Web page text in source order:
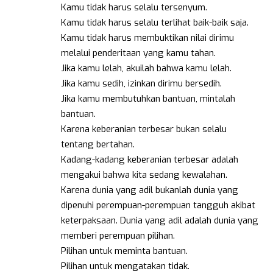
Kamu tidak harus selalu tersenyum.
Kamu tidak harus selalu terlihat baik-baik saja.
Kamu tidak harus membuktikan nilai dirimu
melalui penderitaan yang kamu tahan.
Jika kamu lelah, akuilah bahwa kamu lelah.
Jika kamu sedih, izinkan dirimu bersedih.
Jika kamu membutuhkan bantuan, mintalah
bantuan.
Karena keberanian terbesar bukan selalu
tentang bertahan.
Kadang-kadang keberanian terbesar adalah
mengakui bahwa kita sedang kewalahan.
Karena dunia yang adil bukanlah dunia yang
dipenuhi perempuan-perempuan tangguh akibat
keterpaksaan. Dunia yang adil adalah dunia yang
memberi perempuan pilihan.
Pilihan untuk meminta bantuan.
Pilihan untuk mengatakan tidak.